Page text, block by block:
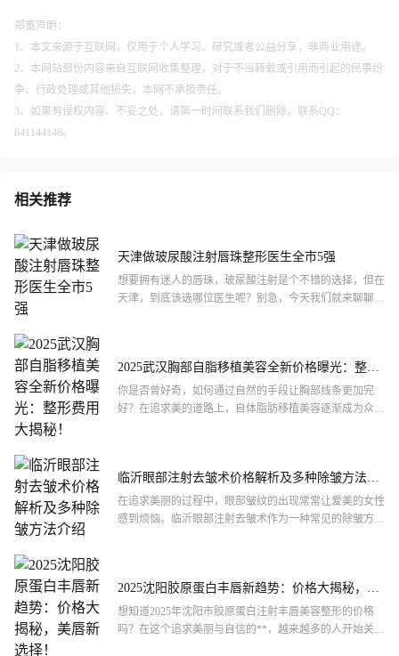
郑重声明：
1、本文来源于互联网，仅用于个人学习、研究或者公益分享，非商业用途。
2、本网站部份内容来自互联网收集整理，对于不当转载或引用而引起的民事纷
争、行政处理或其他损失，本网不承担责任。
3、如果有侵权内容、不妥之处，请第一时间联系我们删除，联系QQ：
841144146。
相关推荐
天津做玻尿酸注射唇珠整形医生全市5强
想要拥有迷人的唇珠，玻尿酸注射是个不错的选择，但在
天津，到底该选哪位医生呢？别急，今天我们就来聊聊天
2025武汉胸部自脂移植美容全新价格曝光：整形
费用大揭秘！
你是否曾好奇，如何通过自然的手段让胸部线条更加完
好？在追求美的道路上，自体脂肪移植美容逐渐成为众多
临沂眼部注射去皱术价格解析及多种除皱方法介
绍
在追求美丽的过程中，眼部皱纹的出现常常让爱美的女性
感到烦恼。临沂眼部注射去皱术作为一种常见的除皱方
2025沈阳胶原蛋白丰唇新趋势：价格大揭秘，美
唇新选择！
想知道2025年沈阳市胶原蛋白注射丰唇美容整形的价格
吗？在这个追求美丽与自信的**，越来越多的人开始关注